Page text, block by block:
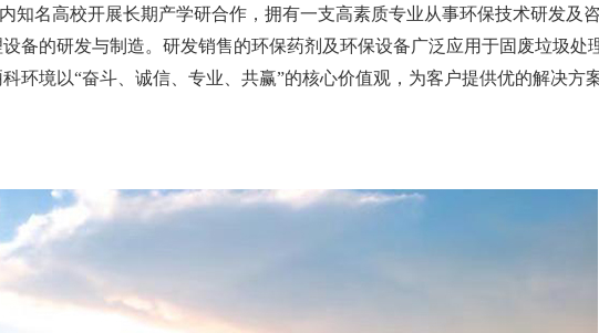
知名高校开展长期产学研合作，拥有一支高素质专业从事环保技术研发及
备的研发与制造。研发销售的环保药剂及环保设备广泛应用于固废垃圾处
环境以“奋斗、诚信、专业、共赢”的核心价值观，为客户提供优的解决方